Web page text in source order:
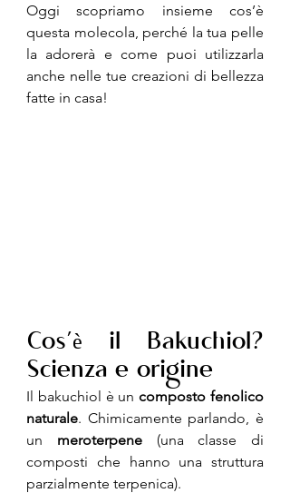
Oggi scopriamo insieme cos’è
questa molecola, perché la tua pelle
la adorerà e come puoi utilizzarla
anche nelle tue creazioni di bellezza
fatte in casa!
Cos’è il Bakuchiol?
Scienza e origine
Il bakuchiol è un composto fenolico
naturale. Chimicamente parlando, è
un meroterpene (una classe di
composti che hanno una struttura
parzialmente terpenica).